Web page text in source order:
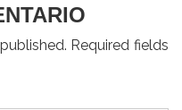
Required fields